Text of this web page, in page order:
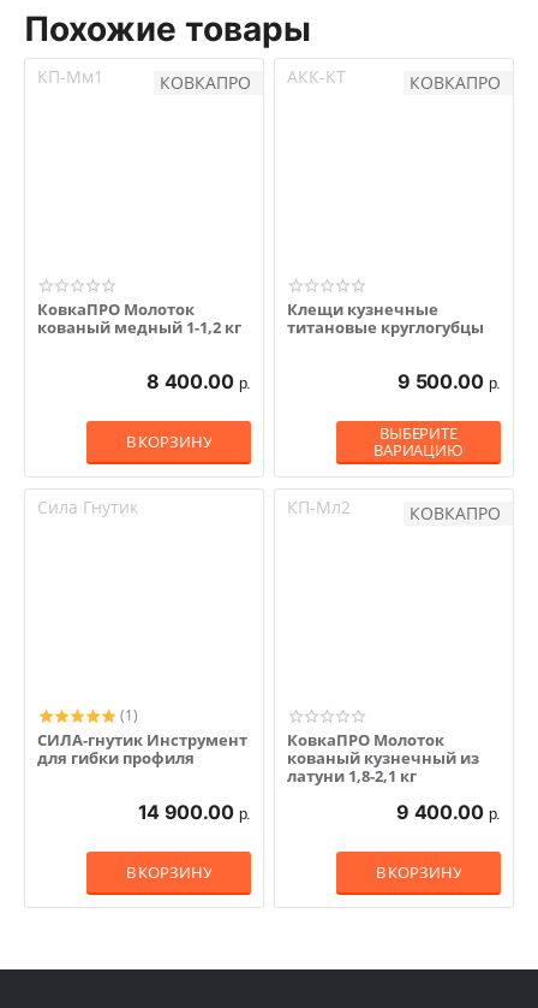
Похожие товары
КП-Мм1 КОВКАПРО
КовкаПРО Молоток
кованый медный 1-1,2 кг
8 400.00 р.
В КОРЗИНУ
АКК-КТ КОВКАПРО
Клещи кузнечные
титановые круглогубцы
9 500.00 р.
ВЫБЕРИТЕ
ВАРИАЦИЮ
Сила Гнутик
(1)
СИЛА-гнутик Инструмент
для гибки профиля
14 900.00 р.
В КОРЗИНУ
КП-Мл2 КОВКАПРО
КовкаПРО Молоток
кованый кузнечный из
латуни 1,8-2,1 кг
9 400.00 р.
В КОРЗИНУ